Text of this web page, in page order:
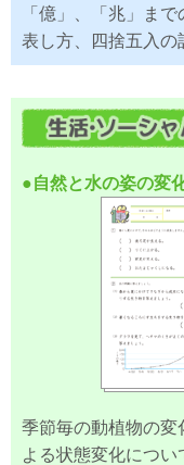
「億」、「兆」ま
表し方、四捨五入の
●自然と水の姿の変
季節毎の動植物の変
よる状態変化につい